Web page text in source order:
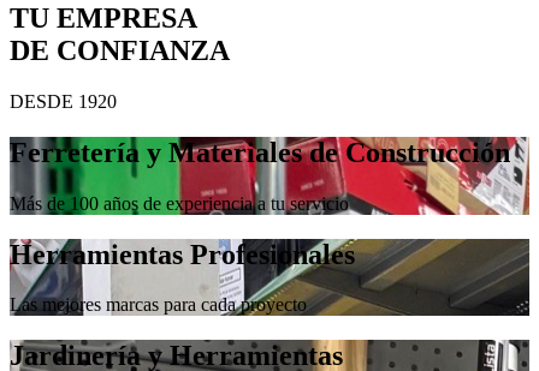
TU EMPRESA
DE CONFIANZA
DESDE 1920
Ferretería y Materiales de Construcción
Más de 100 años de experiencia a tu servicio
Herramientas Profesionales
Las mejores marcas para cada proyecto
Jardinería y Herramientas